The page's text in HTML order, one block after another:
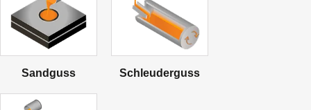
Sandguss Schleuderguss